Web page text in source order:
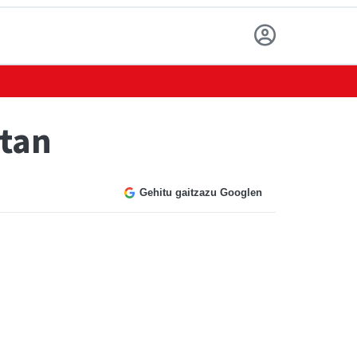
Gehitu gaitzazu Googlen